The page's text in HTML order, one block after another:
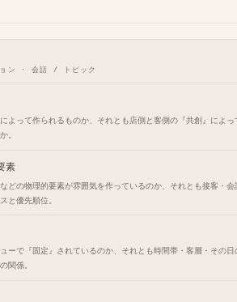
ン · 会話 / トピック
よって作られるものか、それとも店側と客側の『共創』によ
。
素
どの物理的要素が雰囲気を作っているのか、それとも接客・
と優先順位。
ーで『固定』されているのか、それとも時間帯・客層・その
関係。